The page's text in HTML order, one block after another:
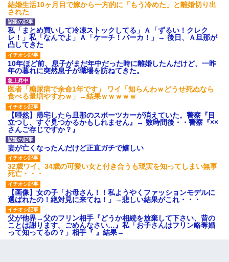
結婚生活10ヶ月目で嫁から一方的に「もう冷めた」と離婚切り出
された
私「まとめ買いして冷凍ストックしてる」Ａ「ずるい！クレク
レ！」私「なんでよ」Ａ「ケーチ！バーカ！」→ 後日、Ａ旦那が
凸してきた
10年ほど前、息子がまだ年中だった時に離婚したんだけど、一昨
年の暮れに突然息子が職場を訪ねてきた。
医者「糖尿病で余命1年です」 ワイ「知らんわｗどうせ死ぬなら
食べる量増やすわｗ」→結果ｗｗｗｗｗ
【唖然】帰宅したら旦那のスポーツカーが消えていた。警察『目
立つし、すぐ見つかるかもしれません』→ 数時間後・・警察『××
さんご存じですか？』
妻が亡くなったんだけど正直ガチで嬉しい
32歳ワイ、34歳の可愛い女と付き合うも現実を知ってしまい無事
死亡・・・
【画像】女の子「お母さん！！私ようやくファッションモデルに
選ばれたの！絶対見に来てね！」→悲しい結果がこれ・・・
父が他界→父のフリン相手『どうか相続を放棄して下さい、昔の
ことは謝ります。ごめんなさい…』私「お子さんはフリン略奪婚
って知ってるの？」相手『 』結果→